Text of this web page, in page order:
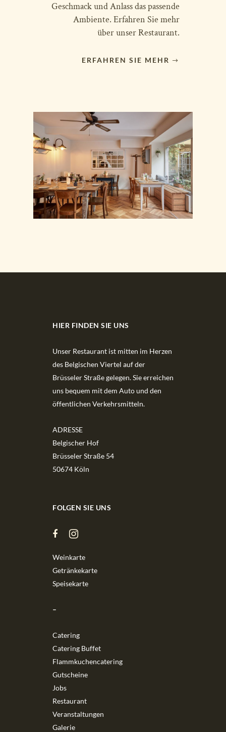
Geschmack und Anlass das passende
Ambiente. Erfahren Sie mehr
über unser Restaurant.
ERFAHREN SIE MEHR
HIER FINDEN SIE UNS
Unser Restaurant ist mitten im Herzen
des Belgischen Viertel auf der
Brüsseler Straße gelegen. Sie erreichen
uns bequem mit dem Auto und den
öffentlichen Verkehrsmitteln.
ADRESSE
Belgischer Hof
Brüsseler Straße 54
50674 Köln
FOLGEN SIE UNS
Weinkarte
Getränkekarte
Speisekarte
–
Catering
Catering Buffet
Flammkuchencatering
Gutscheine
Jobs
Restaurant
Veranstaltungen
Galerie